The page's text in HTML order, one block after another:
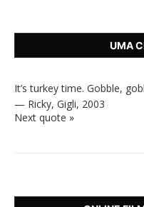
UMA
It’s turkey time. Gobble,
— Ricky, Gigli, 2003
Next quote »